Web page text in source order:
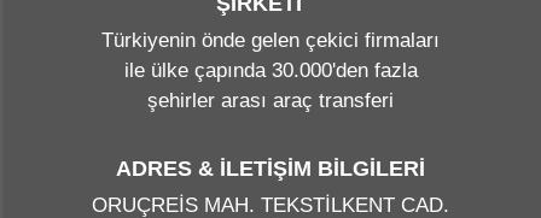
Türkiyenin önde gelen çekici firmaları
ile ülke çapında 30.000'den fazla
şehirler arası araç transferi
ADRES & İLETİŞİM BİLGİLERİ
ORUÇREİS MAH. TEKSTİLKENT CAD.